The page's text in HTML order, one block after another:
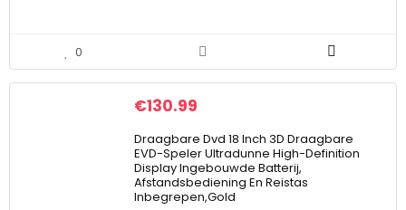
0
€130.99
Draagbare Dvd 18 Inch 3D Draagbare
EVD-Speler Ultradunne High-Definition
Display Ingebouwde Batterij,
Afstandsbediening En Reistas
Inbegrepen,Gold